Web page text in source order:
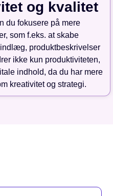
og kvalitet
du fokusere på mere
som f.eks. at skabe
produktbeskrivelser
ikke kun produktiviteten,
indhold, da du har mere
kreativitet og strategi.